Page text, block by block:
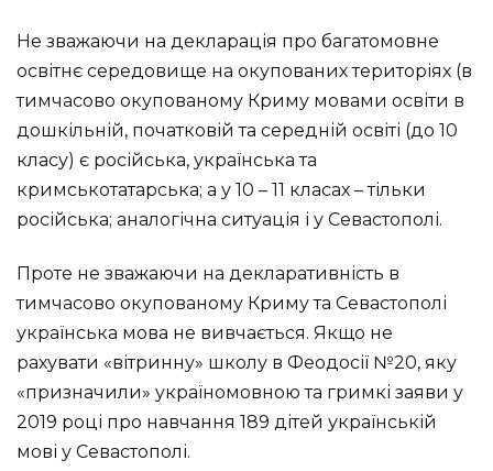
Не зважаючи на декларація про багатомовне
освітнє середовище на окупованих територіях (в
тимчасово окупованому Криму мовами освіти в
дошкільній, початковій та середній освіті (до 10
класу) є російська, українська та
кримськотатарська; а у 10 – 11 класах – тільки
російська; аналогічна ситуація і у Севастополі.
Проте не зважаючи на декларативність в
тимчасово окупованому Криму та Севастополі
українська мова не вивчається. Якщо не
рахувати «вітринну» школу в Феодосії №20, яку
«призначили» україномовною та гримкі заяви у
2019 році про навчання 189 дітей українській
мові у Севастополі.